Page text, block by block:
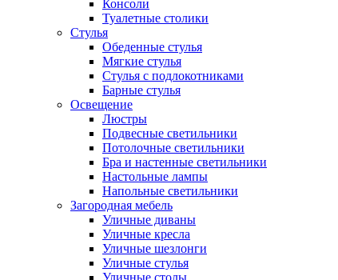
Консоли
Туалетные столики
Стулья
Обеденные стулья
Мягкие стулья
Стулья с подлокотниками
Барные стулья
Освещение
Люстры
Подвесные светильники
Потолочные светильники
Бра и настенные светильники
Настольные лампы
Напольные светильники
Загородная мебель
Уличные диваны
Уличные кресла
Уличные шезлонги
Уличные стулья